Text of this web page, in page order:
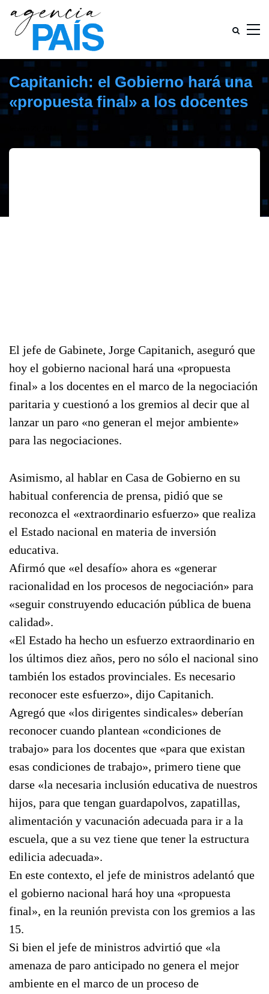
Capitanich: el Gobierno hará una
«propuesta final» a los docentes
El jefe de Gabinete, Jorge Capitanich, aseguró que
hoy el gobierno nacional hará una «propuesta
final» a los docentes en el marco de la negociación
paritaria y cuestionó a los gremios al decir que al
lanzar un paro «no generan el mejor ambiente»
para las negociaciones.
Asimismo, al hablar en Casa de Gobierno en su
habitual conferencia de prensa, pidió que se
reconozca el «extraordinario esfuerzo» que realiza
el Estado nacional en materia de inversión
educativa.
Afirmó que «el desafío» ahora es «generar
racionalidad en los procesos de negociación» para
«seguir construyendo educación pública de buena
calidad».
«El Estado ha hecho un esfuerzo extraordinario en
los últimos diez años, pero no sólo el nacional sino
también los estados provinciales. Es necesario
reconocer este esfuerzo», dijo Capitanich.
Agregó que «los dirigentes sindicales» deberían
reconocer cuando plantean «condiciones de
trabajo» para los docentes que «para que existan
esas condiciones de trabajo», primero tiene que
darse «la necesaria inclusión educativa de nuestros
hijos, para que tengan guardapolvos, zapatillas,
alimentación y vacunación adecuada para ir a la
escuela, que a su vez tiene que tener la estructura
edilicia adecuada».
En este contexto, el jefe de ministros adelantó que
el gobierno nacional hará hoy una «propuesta
final», en la reunión prevista con los gremios a las
15.
Si bien el jefe de ministros advirtió que «la
amenaza de paro anticipado no genera el mejor
ambiente en el marco de un proceso de